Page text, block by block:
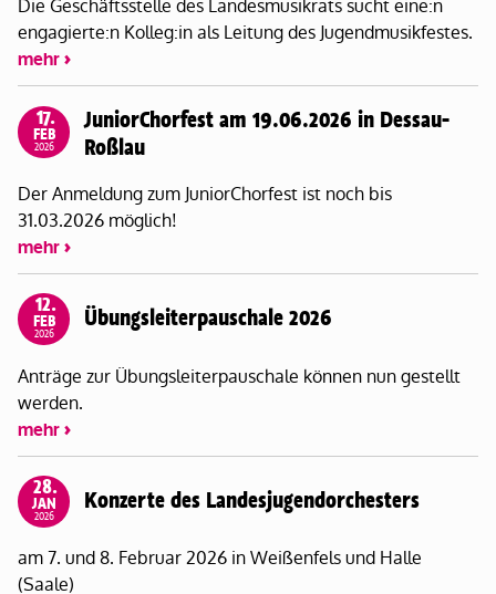
Die Geschäftsstelle des Landesmusikrats sucht eine:n
engagierte:n Kolleg:in als Leitung des Jugendmusikfestes.
mehr
17.
FEB
2026
JuniorChorfest am 19.06.2026 in Dessau-
Roßlau
Der Anmeldung zum JuniorChorfest ist noch bis
31.03.2026 möglich!
mehr
12.
FEB
2026 Übungsleiterpauschale 2026
Anträge zur Übungsleiterpauschale können nun gestellt
werden.
mehr
28.
JAN
2026 Konzerte des Landesjugendorchesters
am 7. und 8. Februar 2026 in Weißenfels und Halle
(Saale)